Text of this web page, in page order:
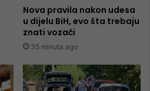
Nova pravila nakon udesa
u dijelu BiH, evo šta trebaju
znati vozači
35 minuta ago